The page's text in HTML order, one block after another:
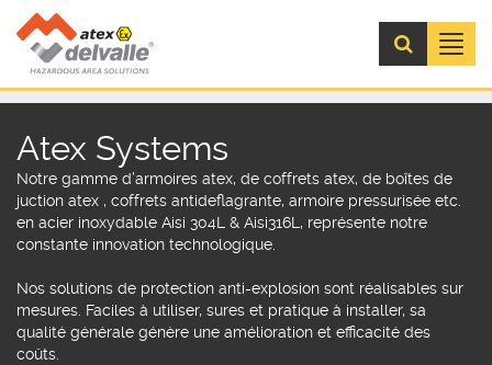
Menú
Atex Systems
Notre gamme d’armoires atex, de coffrets atex, de boîtes de
juction atex , coffrets antideflagrante, armoire pressurisée etc.
en acier inoxydable Aisi 304L & Aisi316L, représente notre
constante innovation technologique.
Nos solutions de protection anti-explosion sont réalisables sur
mesures. Faciles à utiliser, sures et pratique à installer, sa
qualité générale génère une amélioration et efficacité des
coûts.